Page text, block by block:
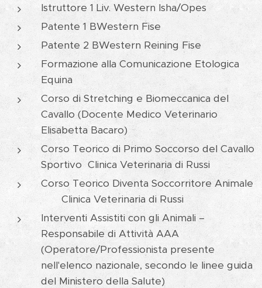
Istruttore 1 Liv. Western Isha/Opes
Patente 1 BWestern Fise
Patente 2 BWestern Reining Fise
Formazione alla Comunicazione Etologica
Equina
Corso di Stretching e Biomeccanica del
Cavallo (Docente Medico Veterinario
Elisabetta Bacaro)
Corso Teorico di Primo Soccorso del Cavallo
Sportivo Clinica Veterinaria di Russi
Corso Teorico Diventa Soccorritore Animale
Clinica Veterinaria di Russi
Interventi Assistiti con gli Animali –
Responsabile di Attività AAA
(Operatore/Professionista presente
nell'elenco nazionale, secondo le linee guida
del Ministero della Salute)